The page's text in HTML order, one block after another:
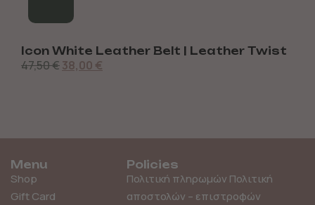
Icon White Leather Belt | Leather Twist
47,50€38,00 €
Menu
Shop
Gift Card
Policies
Πολιτική πληρωμών Πολιτική
αποστολών – επιστροφών